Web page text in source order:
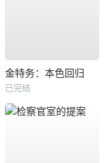
金特务：本色回归
已完结